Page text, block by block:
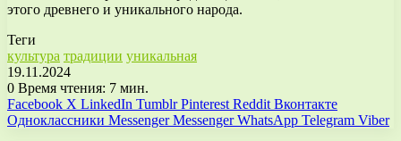
этого древнего и уникального народа.
Теги
культура традиции уникальная
19.11.2024
0 Время чтения: 7 мин.
Facebook X LinkedIn Tumblr Pinterest Reddit Вконтакте
Одноклассники Messenger Messenger WhatsApp Telegram Viber